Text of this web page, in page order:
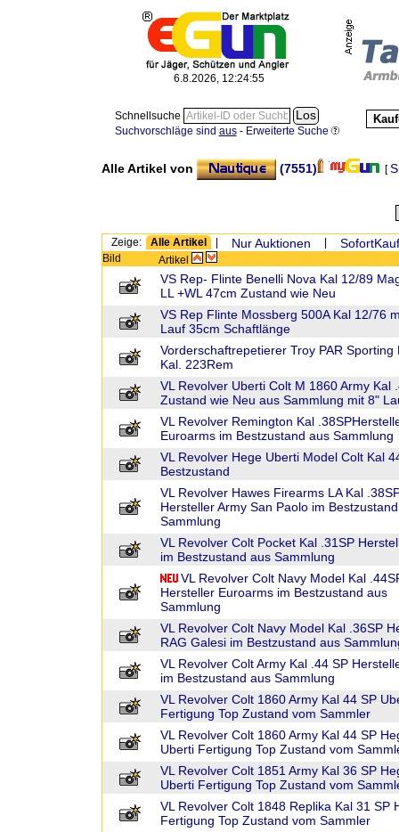
6.8.2026, 12:24:55
Schnellsuche
Suchvorschläge sind aus- Erweiterte Suche
Alle Artikel von (7551) [
Zeige: Alle Artikel Nur Auktionen
Bild Artikel
VS Rep- Flinte Benelli Nova Kal 12/89
LL +WL 47cm Zustand wie Neu
VS Rep Flinte Mossberg 500A Kal 12/76
Lauf 35cm Schaftlänge
Vorderschaftrepetierer Troy PAR Sporting
Kal. 223Rem
VL Revolver Uberti Colt M 1860 Army Kal
Zustand wie Neu aus Sammlung mit 8"
VL Revolver Remington Kal
Euroarms im Bestzustand aus Sammlung
VL Revolver Hege Uberti Model Colt Kal
Bestzustand
VL Revolver Hawes Firearms LA Kal
Hersteller Army San Paolo im
Sammlung
VL Revolver Colt Pocket Kal .31SP
im Bestzustand aus Sammlung
VL Revolver Colt Navy Model Kal
Hersteller Euroarms im Bestzustand aus
Sammlung
VL Revolver Colt Navy Model Kal .36SP
RAG Galesi im Bestzustand aus
VL Revolver Colt Army Kal .44 SP
im Bestzustand aus Sammlung
VL Revolver Colt 1860 Army Kal 44 SP
Fertigung Top Zustand vom Sammler
VL Revolver Colt 1860 Army Kal 44 SP
Uberti Fertigung Top Zustand vom
VL Revolver Colt 1851 Army Kal 36 SP
Uberti Fertigung Top Zustand vom
VL Revolver Colt 1848 Replika Kal 31 SP
Fertigung Top Zustand vom Sammler